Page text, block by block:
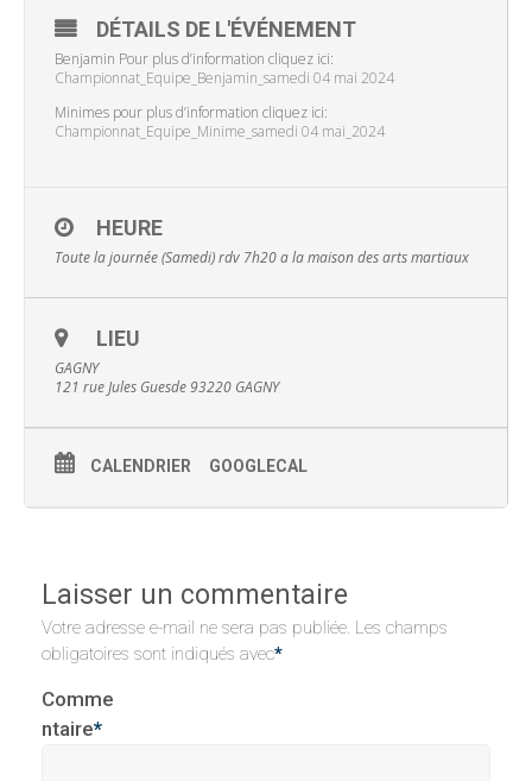
DÉTAILS DE L'ÉVÉNEMENT
Benjamin Pour plus d’information cliquez ici:
Championnat_Equipe_Benjamin_samedi 04 mai 2024
Minimes pour plus d’information cliquez ici:
Championnat_Equipe_Minime_samedi 04 mai_2024
HEURE
Toute la journée (Samedi)rdv 7h20 a la maison des arts martiaux
LIEU
GAGNY
121 rue Jules Guesde 93220 GAGNY
CALENDRIER GOOGLECAL
Laisser un commentaire
Votre adresse e-mail ne sera pas publiée. Les champs
obligatoires sont indiqués avec*
Comme
ntaire*